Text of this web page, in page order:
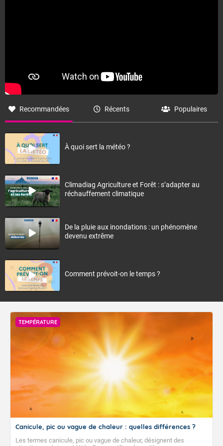
Recommandées Récents Populaires
À quoi sert la météo ?
Climadiag Agriculture et Forêt : s’adapter au
réchauffement climatique
De la pluie aux inondations : un phénomène
devenu extrême
Comment prévoit-on le temps ?
TEMPÉRATURE
Canicule, pic ou vague de chaleur : quelles différences ?
Les termes canicule, pic ou vague de chaleur, désignent des